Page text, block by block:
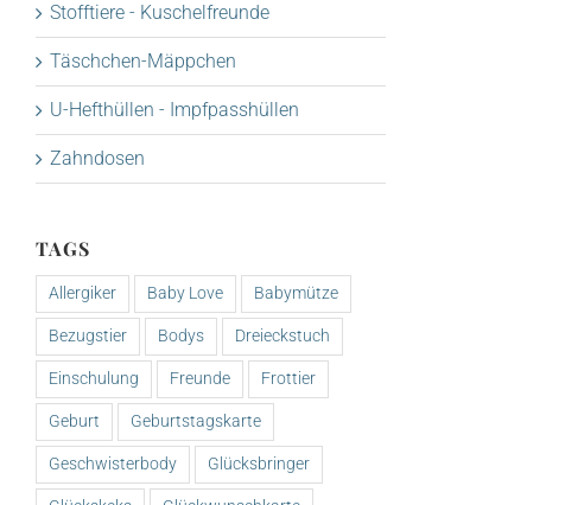
Stofftiere - Kuschelfreunde
Täschchen-Mäppchen
U-Hefthüllen - Impfpasshüllen
Zahndosen
TAGS
Allergiker Baby Love Babymütze
Bezugstier Bodys Dreieckstuch
Einschulung Freunde Frottier
Geburt Geburtstagskarte
Geschwisterbody Glücksbringer